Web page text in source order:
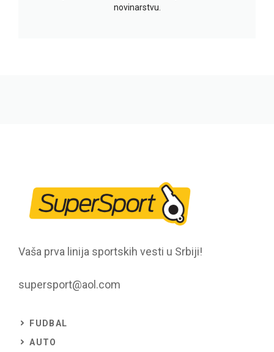
novinarstvu.
Vaša prva linija sportskih vesti u Srbiji!
supersport@aol.com
FUDBAL
AUTO